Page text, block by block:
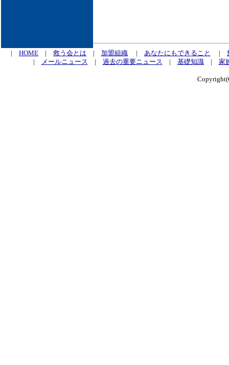
| HOME | 救う会とは | 加盟組織 | あなたにもできること |
|
メールニュース | 過去の重要ニュース | 基礎知識| 家